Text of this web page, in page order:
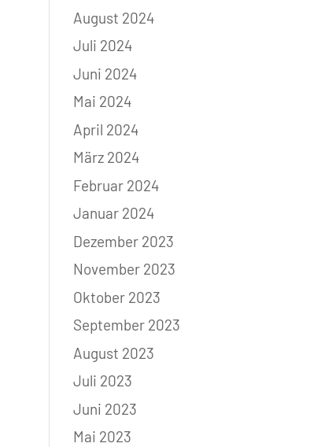
August 2024
Juli 2024
Juni 2024
Mai 2024
April 2024
März 2024
Februar 2024
Januar 2024
Dezember 2023
November 2023
Oktober 2023
September 2023
August 2023
Juli 2023
Juni 2023
Mai 2023